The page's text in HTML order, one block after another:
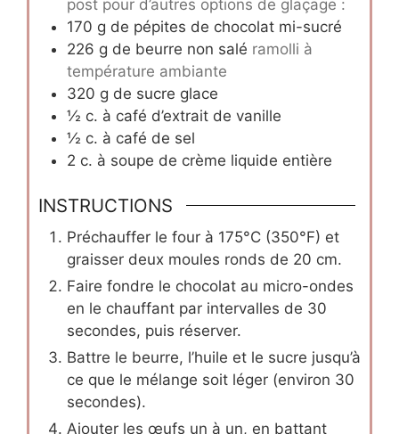
post pour d’autres options de glaçage :
170 g de pépites de chocolat mi-sucré
226 g de beurre non salé ramolli à
température ambiante
320 g de sucre glace
½ c. à café d’extrait de vanille
½ c. à café de sel
2 c. à soupe de crème liquide entière
INSTRUCTIONS
Préchauffer le four à 175°C (350°F) et
graisser deux moules ronds de 20 cm.
Faire fondre le chocolat au micro-ondes
en le chauffant par intervalles de 30
secondes, puis réserver.
Battre le beurre, l’huile et le sucre jusqu’à
ce que le mélange soit léger (environ 30
secondes).
Ajouter les œufs un à un, en battant